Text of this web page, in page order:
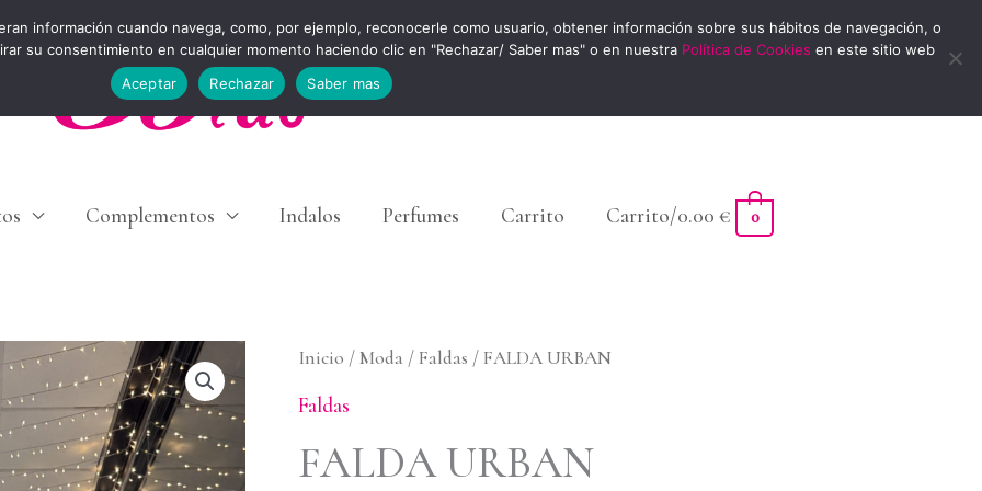
Complementos Indalos Perfumes Carrito Carrito/0.00€ 0
Inicio /Moda /Faldas / FALDA URBAN
Faldas
FALDA URBAN
FALDA
URBAN
información cuando navega, como, por ejemplo, reconocerle como usuario, obtener información sobre sus hábitos de navegación, o
su consentimiento en cualquier momento haciendo clic en "Rechazar/ Saber mas" o en nuestra Política de Cookies en este sitio web
Aceptar
Rechazar Saber mas